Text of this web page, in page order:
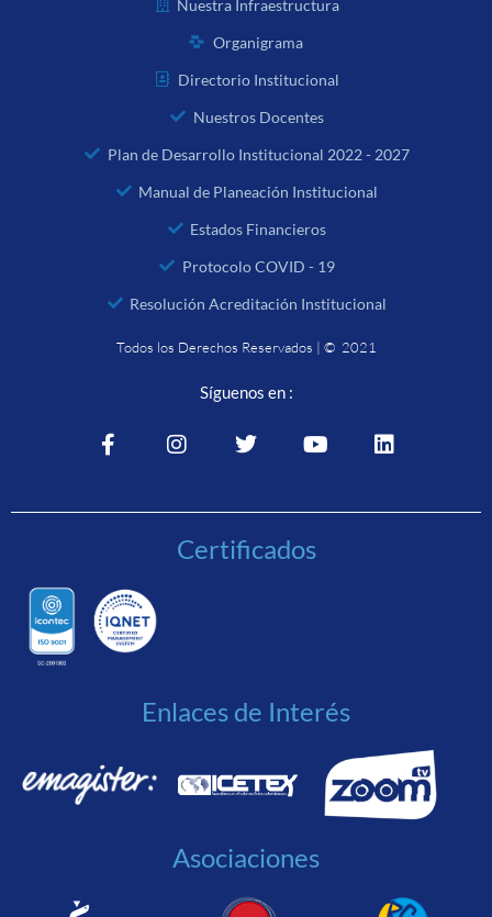
Nuestra Infraestructura
Organigrama
Directorio Institucional
Nuestros Docentes
Plan de Desarrollo Institucional 2022 - 2027
Manual de Planeación Institucional
Estados Financieros
Protocolo COVID - 19
Resolución Acreditación Institucional
Todos los Derechos Reservados | © 2021
Síguenos en :
Certificados
Enlaces de Interés
Asociaciones